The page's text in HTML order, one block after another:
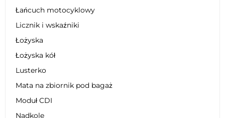
Łańcuch motocyklowy
Licznik i wskaźniki
Łożyska
Łożyska kół
Lusterko
Mata na zbiornik pod bagaż
Moduł CDI
Nadkole